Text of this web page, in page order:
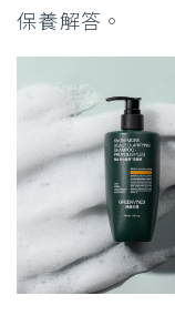
保養解答。